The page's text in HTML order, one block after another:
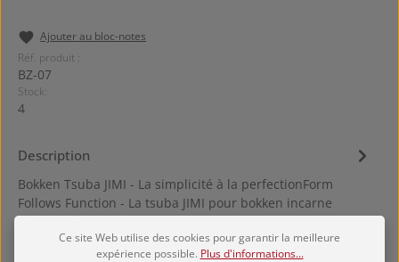
Ajouter au bloc-notes
Réf. produit :
BZ-07
Stock:
4
Description
Bokken Tsuba JIMI - La simplicité à la perfectionForm
Follows Function - La tsuba JIMI pour bokken incarne
l'approche minim…Plus
Ce site Web utilise des cookies pour garantir la meilleure
expérience possible. Plus d'informations...